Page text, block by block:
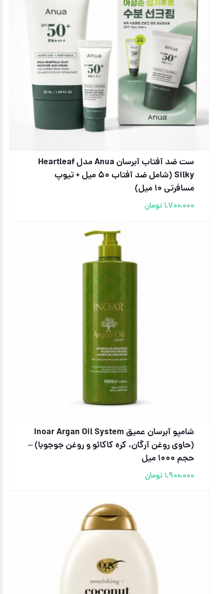
ست ضد آفتاب آبرسان Anua مدل Heartleaf
Silky (شامل ضد آفتاب ۵۰ میل + تیوپ
مسافرتی ۱۰ میل)
1,700,000 تومان
شامپو آبرسان عمیق Inoar Argan Oil System
(حاوی روغن آرگان، کره کاکائو و روغن جوجوبا) –
حجم ۱۰۰۰ میل
1,900,000 تومان